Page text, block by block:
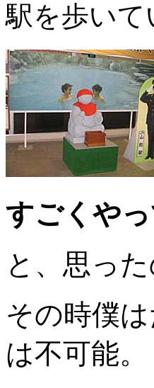
駅を歩い
すごくや
と、思った
その時僕
は不可能。